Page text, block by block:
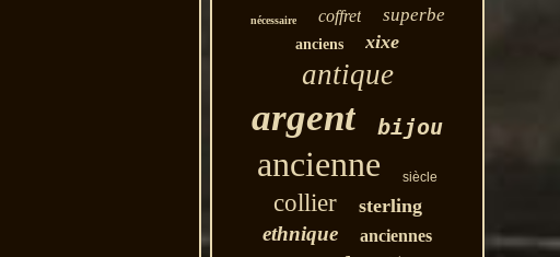
nécessaire coffret superbe
anciens xixe
antique
argent bijou
ancienne siècle
collier sterling
ethnique anciennes